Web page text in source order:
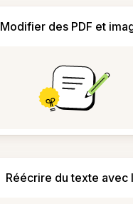
Modifier des PDF et
Réécrire du texte avec